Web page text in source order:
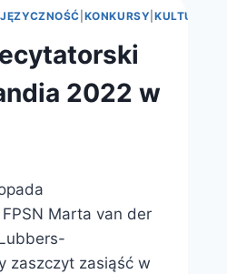
KONKURSY |KULTURA
2022 w
Marta van der
zaszczyt zasiąść w